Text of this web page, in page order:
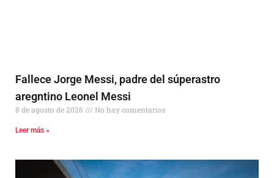
Fallece Jorge Messi, padre del súperastro
aregntino Leonel Messi
8 de agosto de 2026 No hay comentarios
Leer más »